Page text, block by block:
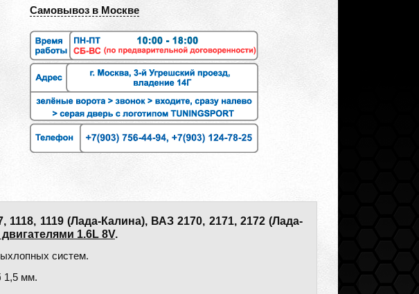
Самовывоз в Москве
1119 (Лада-Калина), ВАЗ 2170, 2171, 2172 (Лада-
двигателями 1.6L 8V.
систем.
1,5 мм.